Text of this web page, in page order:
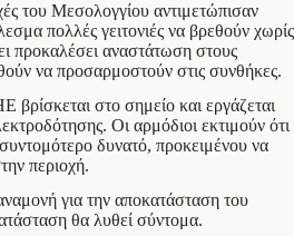
του Μεσολογγίου αντιμετώπισαν
πολλές γειτονιές να βρεθούν χωρίς
προκαλέσει αναστάτωση στους
να προσαρμοστούν στις συνθήκες.
στο σημείο και εργάζεται
Οι αρμόδιοι εκτιμούν ότι
δυνατό, προκειμένου να
περιοχή.
για την αποκατάσταση του
θα λυθεί σύντομα.